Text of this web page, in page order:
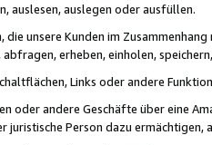
auslesen, auslegen oder ausfüllen.
die unsere Kunden im
erheben, einholen,
Links oder andere
oder andere Geschäfte über eine
juristische Person dazu